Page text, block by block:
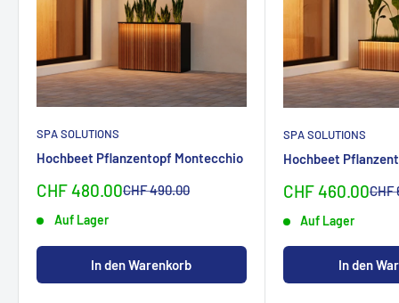
SPA SOLUTIONS
Hochbeet Pflanzentopf Montecchio
Sonderpreis
CHF 480.00Normalpreis
CHF 490.00
Auf Lager
In den Warenkorb
SPA SOLUTIONS
Hochbeet
Sonderpreis
CHF 460.00CHF
Auf Lager
In den